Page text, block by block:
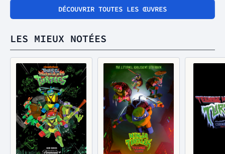
DÉCOUVRIR TOUTES LES ŒUVRES
LES MIEUX NOTÉES